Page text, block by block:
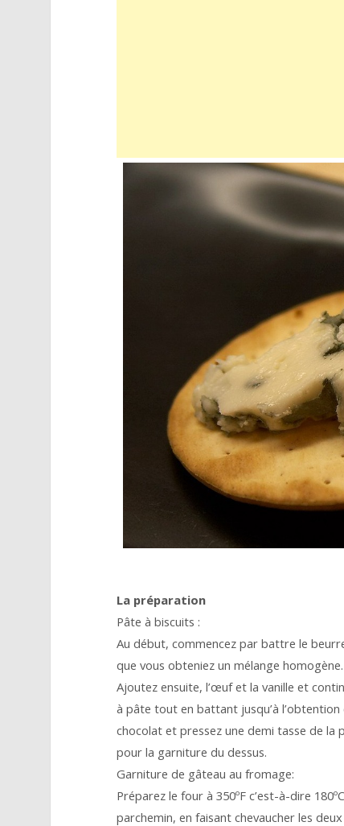
La préparation
Pâte à biscuits :
Au début, commencez par battre le
que vous obteniez un mélange homogène.
Ajoutez ensuite, l’œuf et la vanille et
à pâte tout en battant jusqu’à
chocolat et pressez une demi tasse de la
pour la garniture du dessus.
Garniture de gâteau au fromage:
Préparez le four à 350ºF c’est-à-dire
parchemin, en faisant chevaucher les